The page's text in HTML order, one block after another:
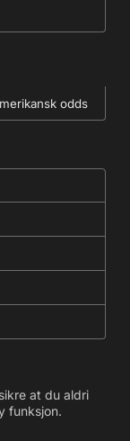
odds
at du aldri
funksjon.